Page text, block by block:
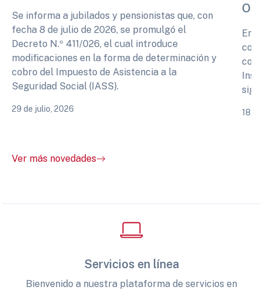
Se informa a jubilados y pensionistas que, con
fecha 8 de julio de 2026, se promulgó el
Decreto N.º 411/026, el cual introduce
modificaciones en la forma de determinación y
cobro del Impuesto de Asistencia a la
Seguridad Social (IASS).
29 de julio, 2026
En
18
Ver más novedades
Servicios en línea
Bienvenido a nuestra plataforma de servicios en